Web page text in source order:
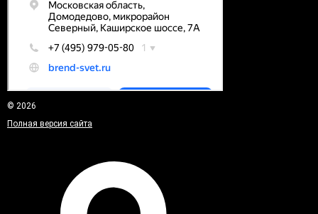
© 2026
Полная версия сайта